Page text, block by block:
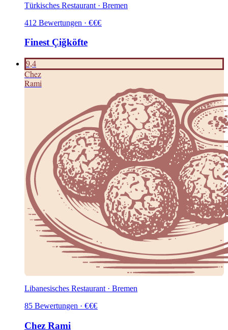
Türkisches Restaurant · Bremen
412 Bewertungen · €€€
Finest Çiğköfte
9,4
Chez
Rami
Libanesisches Restaurant · Bremen
85 Bewertungen · €€€
Chez Rami